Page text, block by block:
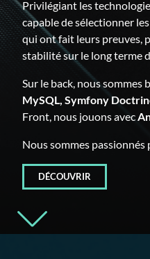
Privilégiant les
capable de sélectionner
qui ont fait leurs preuves,
stabilité sur le long terme
Sur le back, nous sommes
MySQL, Symfony
Front, nous jouons avec
Nous sommes passionnés
DÉCOUVRIR
publicationXMLetPHP,
dans le Webviewer ou
synchronisation offline
Nous proposons
Cloud .
DÉCOUVRIR